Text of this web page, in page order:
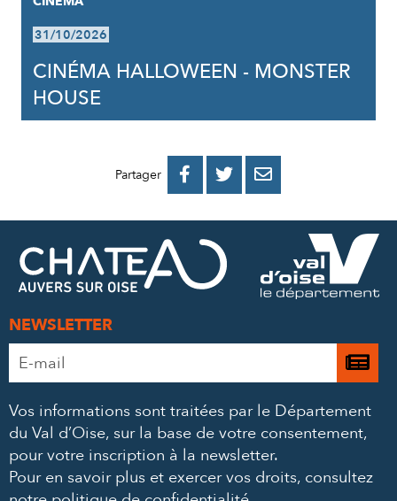
31/10/2026
CINÉMA HALLOWEEN - MONSTER
HOUSE
Partager 
PARTAGER
FACEBOOK
PARTAGER
PARTAGER
MAIL
NEWSLETTER
Adresse
e-
*
Je
à
Vos informations sont traitées par le Département
du Val d’Oise, sur la base de votre consentement,
pour votre inscription à la newsletter.
Pour en savoir plus et exercer vos droits, consultez